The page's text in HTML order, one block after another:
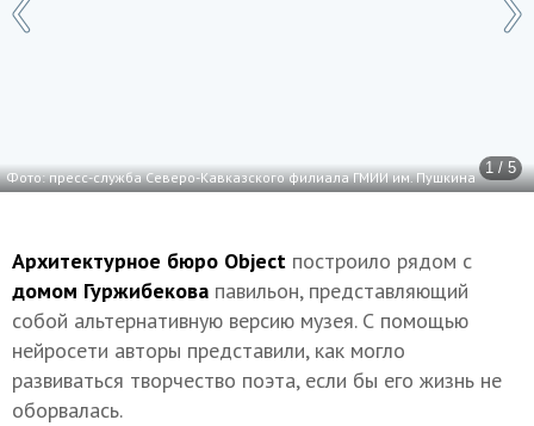
1 / 5
Фото: пресс-служба Северо-Кавказского филиала ГМИИ им. Пушкина
Архитектурное бюро Object построило рядом с
домом Гуржибекова павильон, представляющий
собой альтернативную версию музея. С помощью
нейросети авторы представили, как могло
развиваться творчество поэта, если бы его жизнь не
оборвалась.